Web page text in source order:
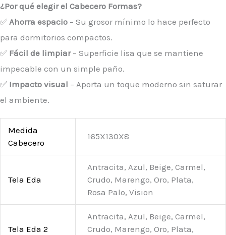
¿Por qué elegir el Cabecero Formas?
✅ Ahorra espacio – Su grosor mínimo lo hace perfecto
para dormitorios compactos.
✅ Fácil de limpiar– Superficie lisa que se mantiene
impecable con un simple paño.
✅ Impacto visual – Aporta un toque moderno sin saturar
el ambiente.
Medida
Cabecero
165X130X8
Tela Eda
Antracita, Azul, Beige, Carmel,
Crudo, Marengo, Oro, Plata,
Rosa Palo, Vision
Tela Eda 2
Antracita, Azul, Beige, Carmel,
Crudo, Marengo, Oro, Plata,